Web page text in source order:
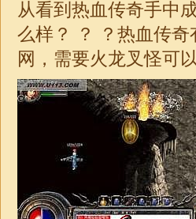
从看到热血传奇手中
么样？ ？ ？热血传
网，需要火龙叉怪可